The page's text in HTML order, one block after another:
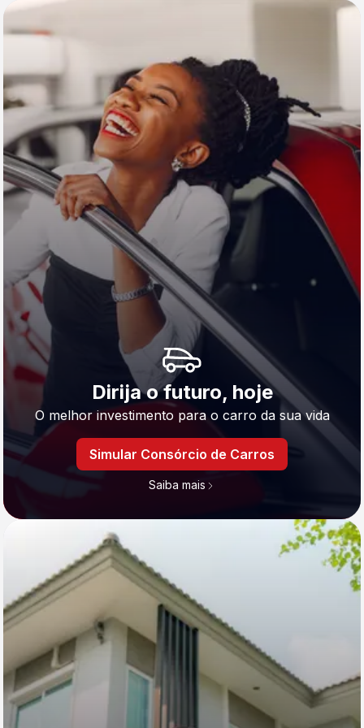
Dirija o futuro, hoje
O melhor investimento para o carro da sua vida
Simular Consórcio de Carros
Saiba mais